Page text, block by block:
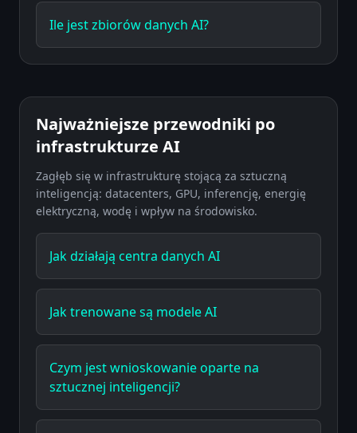
Ile jest zbiorów danych AI?
Najważniejsze przewodniki po
infrastrukturze AI
Zagłęb się w infrastrukturę stojącą za sztuczną
inteligencją: datacenters, GPU, inferencję, energię
elektryczną, wodę i wpływ na środowisko.
Jak działają centra danych AI
Jak trenowane są modele AI
Czym jest wnioskowanie oparte na
sztucznej inteligencji?